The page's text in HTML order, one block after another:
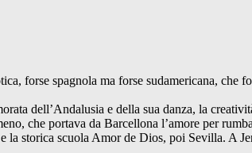
forse spagnola ma forse sudamericana, che
dell’Andalusia e della sua danza, la
che portava da Barcellona l’amore per
storica scuola Amor de Dios, poi Sevilla. A